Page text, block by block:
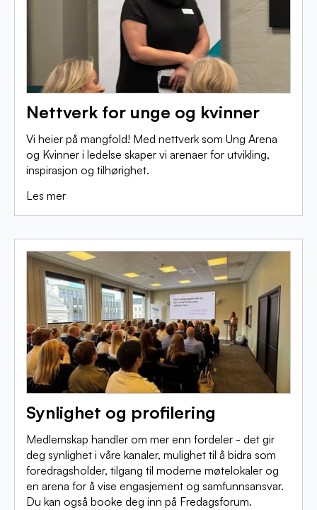
Nettverk for unge og kvinner
Vi heier på mangfold! Med nettverk som Ung Arena
og Kvinner i ledelse skaper vi arenaer for utvikling,
inspirasjon og tilhørighet.
Les mer
Synlighet og profilering
Medlemskap handler om mer enn fordeler - det gir
deg synlighet i våre kanaler, mulighet til å bidra som
foredragsholder, tilgang til moderne møtelokaler og
en arena for å vise engasjement og samfunnsansvar.
Du kan også booke deg inn på Fredagsforum.